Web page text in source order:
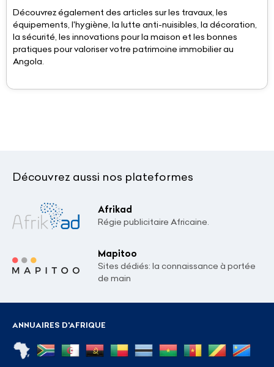
Découvrez également des articles sur les travaux, les
équipements, l'hygiène, la lutte anti-nuisibles, la décoration,
la sécurité, les innovations pour la maison et les bonnes
pratiques pour valoriser votre patrimoine immobilier au
Angola.
Découvrez aussi nos plateformes
Afrikad
Régie publicitaire Africaine.
Mapitoo
Sites dédiés: la connaissance à portée
de main
ANNUAIRES D'AFRIQUE